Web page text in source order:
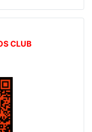
CLUB